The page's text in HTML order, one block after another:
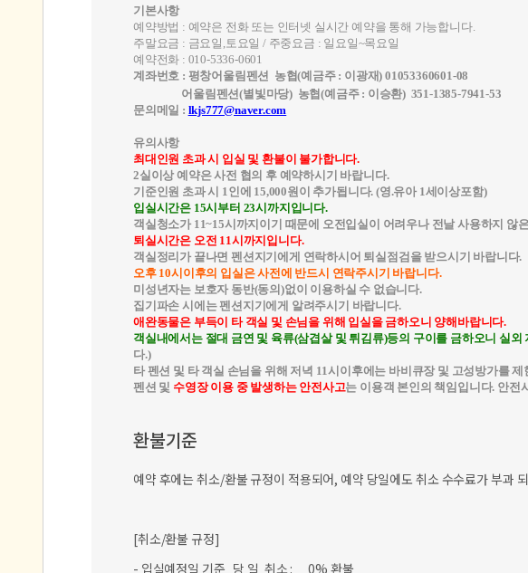
기본사항
예약방법 : 예약은 전화 또는 인터넷 실시간 예약을 통해 가능합니다.
주말요금 : 금요일,토요일 / 주중요금 : 일요일~목요일
예약전화 : 010-5336-0601
계좌번호 : 평창어울림펜션 농협(예금주 : 이광재) 01053360601-08
어울림펜션(별빛마당) 농협(예금주 : 이승환) 351-1385-7941-53
문의메일 : lkjs777@naver.com
유의사항
최대인원 초과 시 입실 및 환불이 불가합니다.
2실이상 예약은 사전 협의 후 예약하시기 바랍니다.
기준인원 초과 시 1인에 15,000원이 추가됩니다. (영.유아 1세이상포함)
입실시간은 15시부터 23시까지입니다.
객실청소가 11~15시까지이기 때문에 오전입실이 어려우나 전날 사용하지 않
퇴실시간은 오전 11시까지입니다.
객실정리가 끝나면 펜션지기에게 연락하시어 퇴실점검을 받으시기 바랍니다.
오후 10시이후의 입실은 사전에 반드시 연락주시기 바랍니다.
미성년자는 보호자 동반(동의)없이 이용하실 수 없습니다.
집기파손 시에는 펜션지기에게 알려주시기 바랍니다.
애완동물은 부득이 타 객실 및 손님을 위해 입실을 금하오니 양해바랍니다.
객실내에서는 절대 금연 및 육류(삼겹살 및 튀김류)등의 구이를 금하오니 실
다.)
타 펜션 및 타 객실 손님을 위해 저녁 11시이후에는 바비큐장 및 고성방가를
펜션 및 수영장 이용 중 발생하는 안전사고는 이용객 본인의 책임입니다. 안전
환불기준
예약 후에는 취소/환불 규정이 적용되어, 예약 당일에도 취소 수수료가 부과
[취소/환불 규정]
- 입실예정일 기준 당 일 취소 : 0% 환불